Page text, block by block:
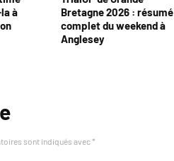
à
Bretagne 2026 : résumé
complet du weekend à
Anglesey
sont indiqués avec *